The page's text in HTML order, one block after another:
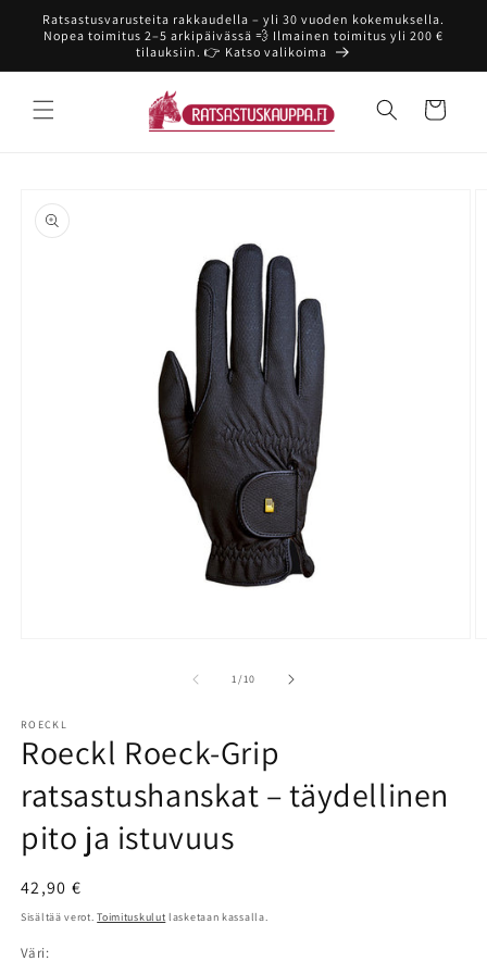
siirry
sisältöön
Ratsastusvarusteita rakkaudella – yli 30 vuoden kokemuksella.
Nopea toimitus 2–5 arkipäivässä 💨 Ilmainen toimitus yli 200 €
tilauksiin. 👉 Katso valikoima
Ostoskori
tuotetietoihin
1//10
ROECKL
Roeckl Roeck-Grip
ratsastushanskat – täydellinen
pito ja istuvuus
Normaalihinta
42,90 €
Sisältää verot.Toimituskulut lasketaan kassalla.
Väri: